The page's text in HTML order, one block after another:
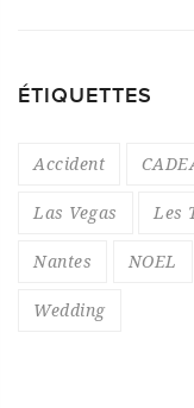
ÉTIQUETTES
Accident
Las Vegas Les
Nantes NOEL
Wedding